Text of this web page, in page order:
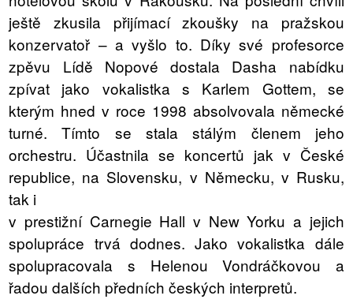
ještě zkusila přijímací zkoušky na pražskou
konzervatoř – a vyšlo to. Díky své profesorce
zpěvu Lídě Nopové dostala Dasha nabídku
zpívat jako vokalistka s Karlem Gottem, se
kterým hned v roce 1998 absolvovala německé
turné. Tímto se stala stálým členem jeho
orchestru. Účastnila se koncertů jak v České
republice, na Slovensku, v Německu, v Rusku,
tak i
v prestižní Carnegie Hall v New Yorku a jejich
spolupráce trvá dodnes. Jako vokalistka dále
spolupracovala s Helenou Vondráčkovou a